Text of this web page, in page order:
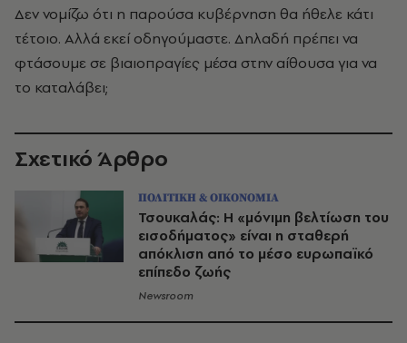
Δεν νομίζω ότι η παρούσα κυβέρνηση θα ήθελε κάτι
τέτοιο. Αλλά εκεί οδηγούμαστε. Δηλαδή πρέπει να
φτάσουμε σε βιαιοπραγίες μέσα στην αίθουσα για να
το καταλάβει;
Σχετικό Άρθρο
ΠΟΛΙΤΙΚΗ & ΟΙΚΟΝΟΜΙΑ
Τσουκαλάς: Η «μόνιμη βελτίωση του
εισοδήματος» είναι η σταθερή
απόκλιση από το μέσο ευρωπαϊκό
επίπεδο ζωής
Newsroom